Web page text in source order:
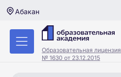
Абакан
Образовательная лицензия
№ 1630 от 23.12.2015